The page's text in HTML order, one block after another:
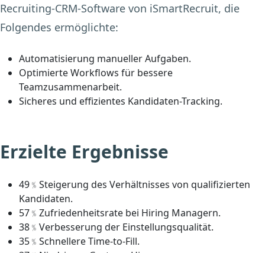
Recruiting-CRM-Software von iSmartRecruit, die
Folgendes ermöglichte:
Automatisierung manueller Aufgaben.
Optimierte Workflows für bessere
Teamzusammenarbeit.
Sicheres und effizientes Kandidaten-Tracking.
Erzielte Ergebnisse
49﹪Steigerung des Verhältnisses von qualifizierten
Kandidaten.
57﹪Zufriedenheitsrate bei Hiring Managern.
38﹪Verbesserung der Einstellungsqualität.
35﹪Schnellere Time-to-Fill.